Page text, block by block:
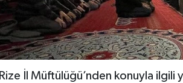
Rize İl Müftülüğü’nden konuyla ilgili